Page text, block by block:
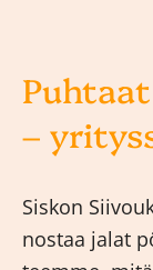
–
Siskon
nostaa jalat